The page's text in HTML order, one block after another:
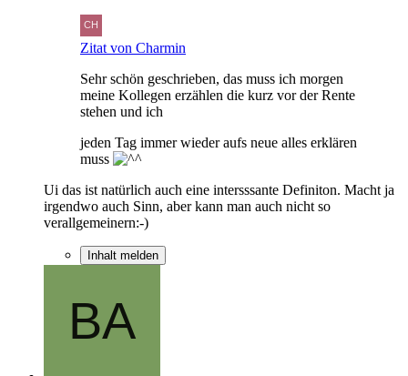
Zitat von Charmin
Sehr schön geschrieben, das muss ich morgen
meine Kollegen erzählen die kurz vor der Rente
stehen und ich
jeden Tag immer wieder aufs neue alles erklären
muss
Ui das ist natürlich auch eine intersssante Definiton. Macht ja
irgendwo auch Sinn, aber kann man auch nicht so
verallgemeinern:-)
Inhalt melden